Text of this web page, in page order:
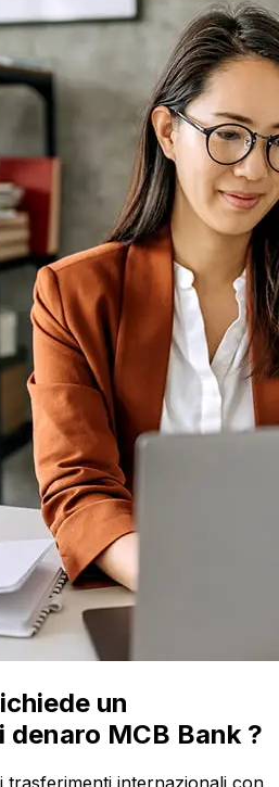
un
MCB Bank ?
trasferimenti internazionali con